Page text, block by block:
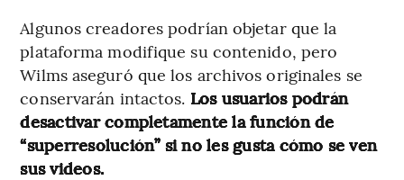
Algunos creadores podrían objetar que la
plataforma modifique su contenido, pero
Wilms aseguró que los archivos originales se
conservarán intactos. Los usuarios podrán
desactivar completamente la función de
“superresolución” si no les gusta cómo se ven
sus videos.